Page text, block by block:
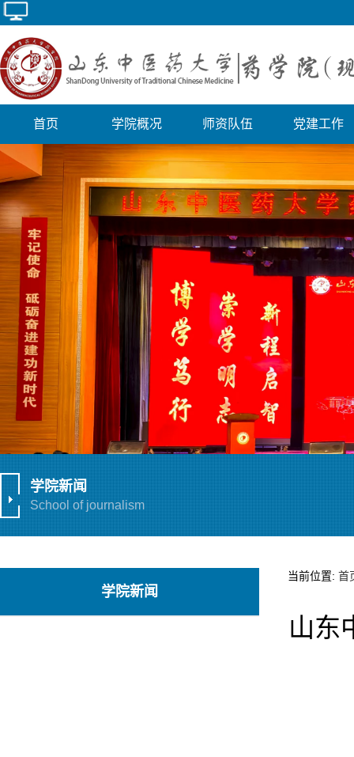
首页 学院概况 师资队伍 党建工作
学院新闻
School of journalism
学院新闻
当前位置: 首
山东